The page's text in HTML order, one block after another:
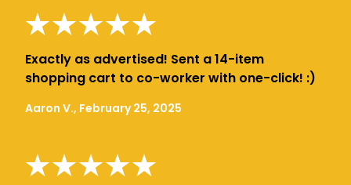
Exactly as advertised! Sent a 14-item
shopping cart to co-worker with one-click! :)
Aaron V., February 25, 2025